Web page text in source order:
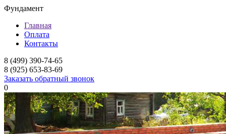
Фундамент
Главная
Оплата
Контакты
8 (499) 390-74-65
8 (925) 653-83-69
Заказать обратный звонок
0